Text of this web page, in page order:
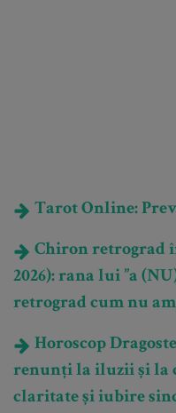
Tarot Online:
Chiron retrograd
2026): rana lui ”a
retrograd cum nu
Horoscop
renunți la iluzii și la
claritate și iubire